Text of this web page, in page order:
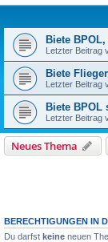
Biete
Letzter Beitrag
Biete
Letzter Beitrag
Biete BPOL
Letzter Beitrag
Neues Thema
BERECHTIGUNGEN IN
Du darfst keine neuen